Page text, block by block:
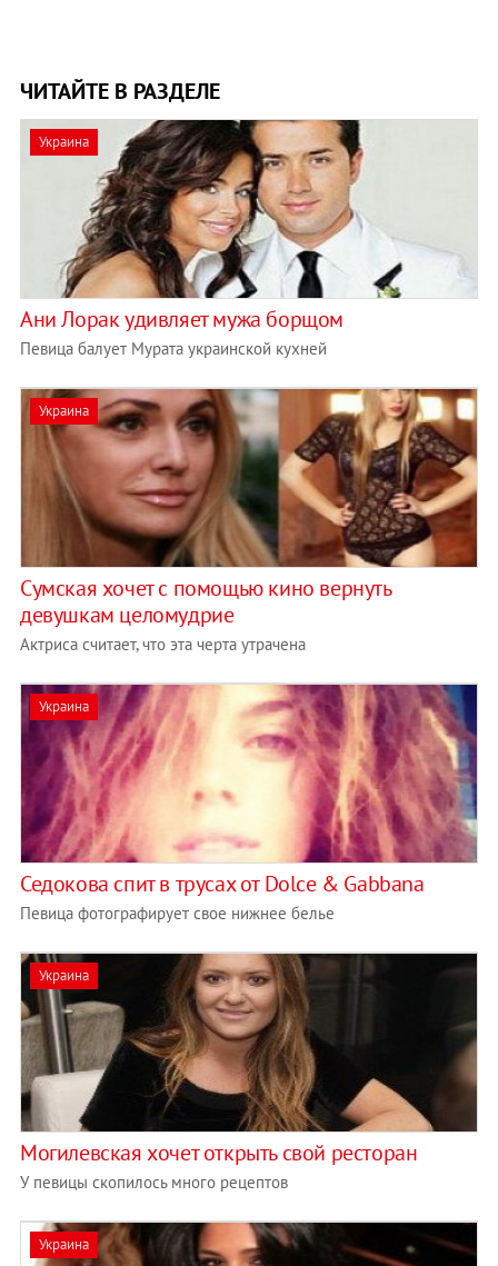
ЧИТАЙТЕ В РАЗДЕЛЕ
Украина
Ани Лорак удивляет мужа борщом
Певица балует Мурата украинской кухней
Украина
Сумская хочет с помощью кино вернуть
девушкам целомудрие
Актриса считает, что эта черта утрачена
Украина
Седокова спит в трусах от Dolce & Gabbana
Певица фотографирует свое нижнее белье
Украина
Могилевская хочет открыть свой ресторан
У певицы скопилось много рецептов
Украина